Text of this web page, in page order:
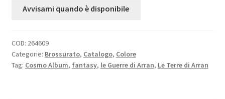
Avvisami quando è disponibile
COD: 264609
Categorie: Brossurato, Catalogo, Colore
Tag: Cosmo Album, fantasy, le Guerre di Arran, Le Terre di Arran